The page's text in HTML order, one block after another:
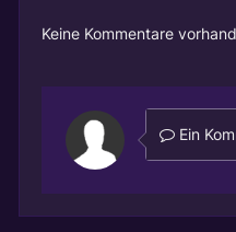
Keine Kommentare
Ein